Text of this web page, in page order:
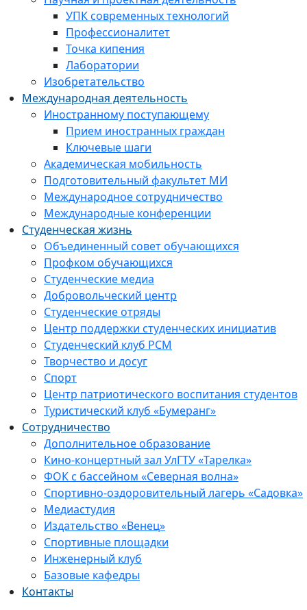
УПК современных технологий
Профессионалитет
Точка кипения
Лаборатории
Изобретательство
Международная деятельность
Иностранному поступающему
Прием иностранных граждан
Ключевые шаги
Академическая мобильность
Подготовительный факультет МИ
Международное сотрудничество
Международные конференции
Студенческая жизнь
Объединенный совет обучающихся
Профком обучающихся
Студенческие медиа
Добровольческий центр
Студенческие отряды
Центр поддержки студенческих инициатив
Студенческий клуб РСМ
Творчество и досуг
Спорт
Центр патриотического воспитания студентов
Туристический клуб «Бумеранг»
Сотрудничество
Дополнительное образование
Кино-концертный зал УлГТУ «Тарелка»
ФОК с бассейном «Северная волна»
Спортивно-оздоровительный лагерь «Садовка»
Медиастудия
Издательство «Венец»
Спортивные площадки
Инженерный клуб
Базовые кафедры
Контакты